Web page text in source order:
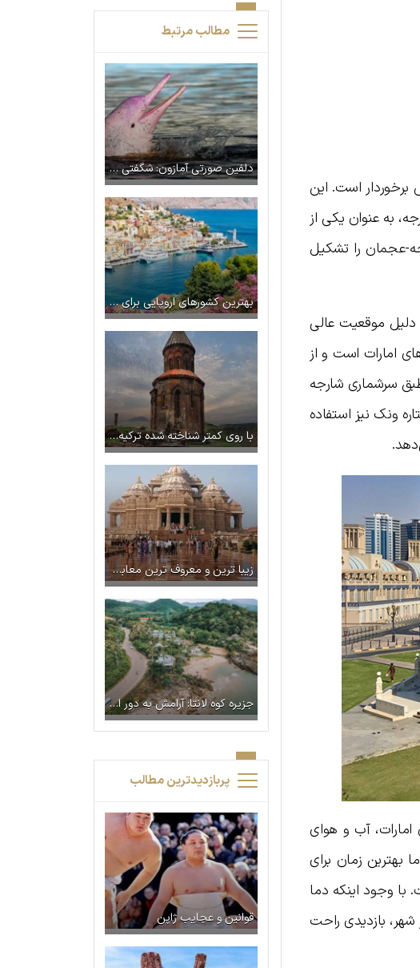
برخوردار است. این
شارجه، به عنوان یکی از
عجمان را تشکیل
دلیل موقعیت عالی
امارات است و از
شارجه با ۱.۶ میلیون نفر جمعیت، طبق سرشماری شارجه
ونک نیز استفاده
آب و هوای
بهترین زمان برای
بین ۲۵ تا ۳۵ درجه سانتیگراد است. با وجود اینکه دما
سراسر شهر، بازدیدی راحت
مطالب مرتبط
دلفین صورتی آمازون: شگفتی رودخانه در برزیل
بهترین کشورهای اروپایی برای تعطیلات نوروز ۱۴۰۵
با روی کمتر شناخته شده ترکیه؛ آشنا شوید
زیبا ترین و معروف ترین معابد هند که باید قبل از مرگ دید
جزیره کوه لانتا: آرامش به دور از شلوغی تایلند
پربازدیدترین مطالب
قوانین و عجایب ژاپن